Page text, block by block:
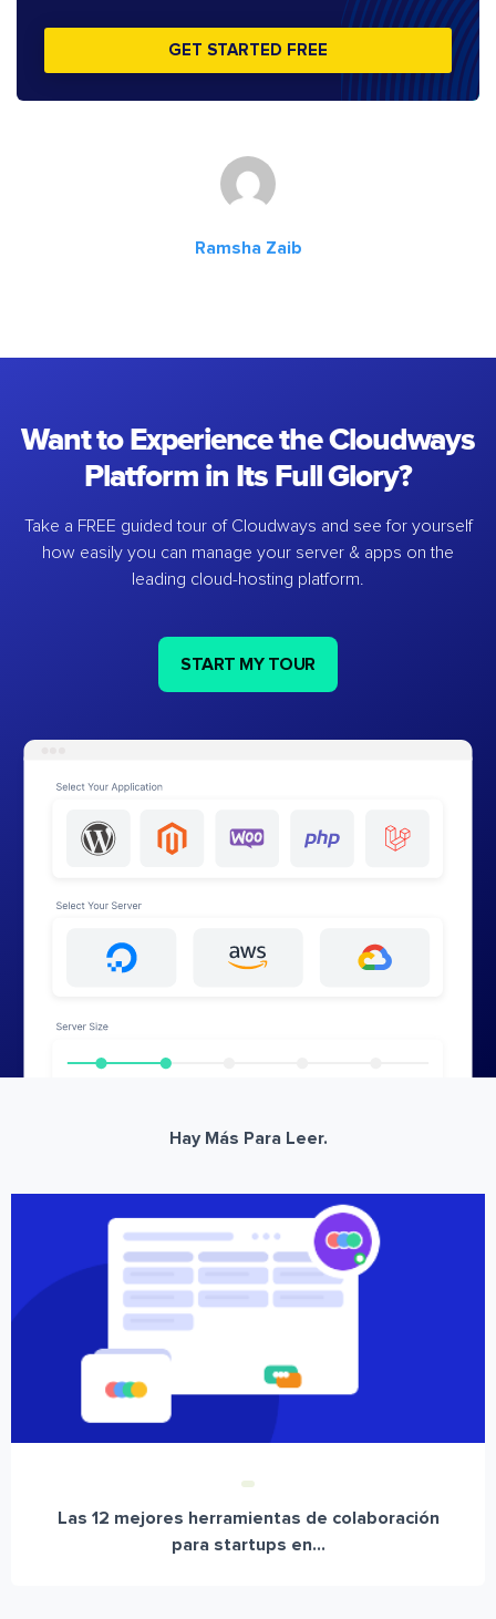
GET STARTED FREE
Ramsha Zaib
Want to Experience the Cloudways
Platform in Its Full Glory?
Take a FREE guided tour of Cloudways and see for yourself
how easily you can manage your server & apps on the
leading cloud-hosting platform.
START MY TOUR
Hay Más Para Leer.
Las 12 mejores herramientas de colaboración
para startups en...